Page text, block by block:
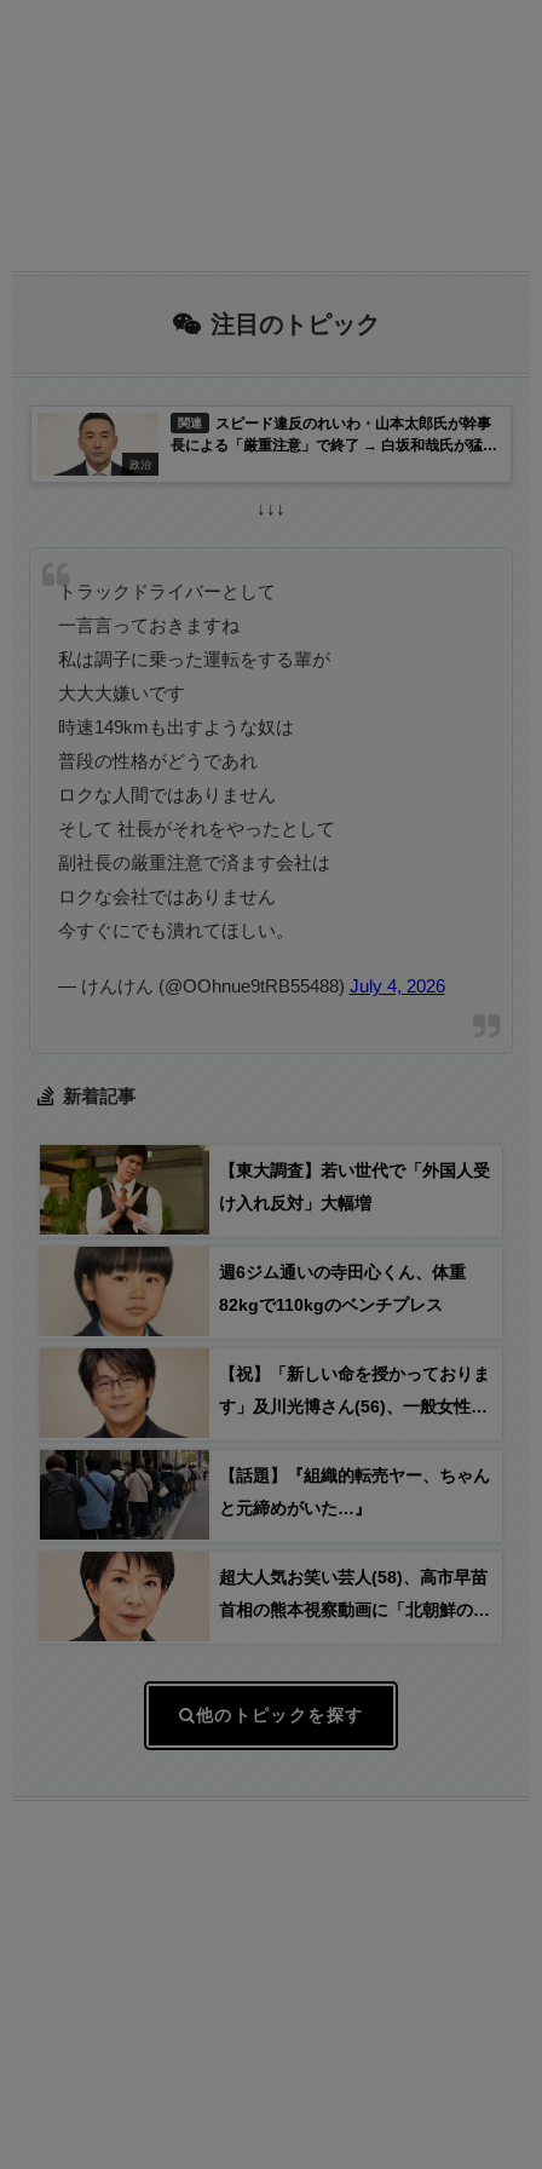
注目のトピック
政治
関連
スピード違反のれいわ・山本太郎氏が幹事
長による「厳重注意」で終了 → 白坂和哉氏が猛批
↓↓↓
トラックドライバーとして
一言言っておきますね
私は調子に乗った運転をする輩が
大大大嫌いです
時速149kmも出すような奴は
普段の性格がどうであれ
ロクな人間ではありません
そして 社長がそれをやったとして
副社長の厳重注意で済ます会社は
ロクな会社ではありません
今すぐにでも潰れてほしい。
— けんけん (@OOhnue9tRB55488) July 4, 2026
新着記事
【東大調査】若い世代で「外国人受
け入れ反対」大幅増
週6ジム通いの寺田心くん、体重
82kgで110kgのベンチプレス
【祝】「新しい命を授かっておりま
す」及川光博さん(56)、一般女性と
【話題】『組織的転売ヤー、ちゃん
と元締めがいた…』
超大人気お笑い芸人(58)、高市早苗
首相の熊本視察動画に「北朝鮮の記
他のトピックを探す